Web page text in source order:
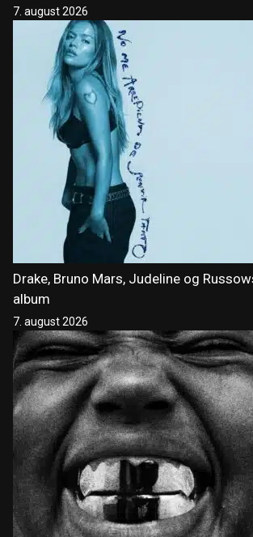
7. august 2026
Drake, Bruno Mars, Judeline og
album
7. august 2026